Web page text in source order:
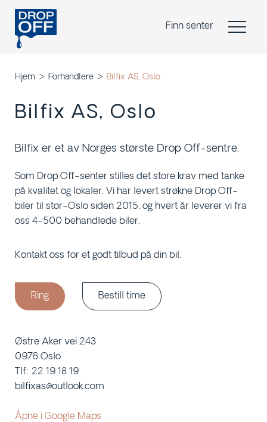
Finn senter
Hjem Forhandlere Bilfix AS, Oslo
Bilfix AS, Oslo
Bilfix er et av Norges største Drop Off-sentre.
Som Drop Off-senter stilles det store krav med tanke
på kvalitet og lokaler. Vi har levert strøkne Drop Off-
biler til stor-Oslo siden 2015, og hvert år leverer vi fra
oss 4-500 behandlede biler.
Kontakt oss for et godt tilbud på din bil.
Ring Bestill time
Østre Aker vei 243
0976 Oslo
Tlf: 22 19 18 19
bilfixas@outlook.com
Åpne i Google Maps